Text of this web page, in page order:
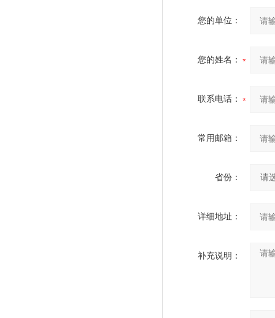
您的单位：
您的姓名：
联系电话：
常用邮箱：
省份：
详细地址：
补充说明：